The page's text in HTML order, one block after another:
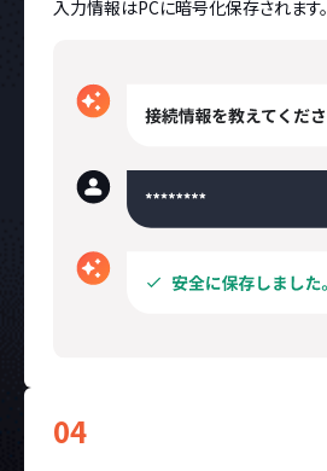
入力情報はPCに暗号化保存されます。
04